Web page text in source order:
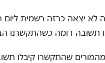
לא יצאה כרזה רשמית ליום
תשובה דומה כשהתקשרנו
שהתקשרו קיבלו